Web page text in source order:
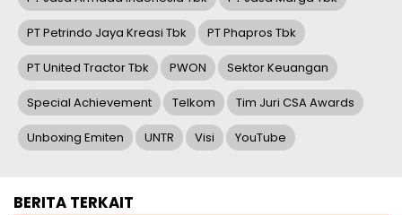
PT Petrindo Jaya Kreasi Tbk PT Phapros Tbk
PT United Tractor Tbk PWON Sektor Keuangan
Special Achievement Telkom Tim Juri CSA Awards
Unboxing Emiten UNTR Visi YouTube
BERITA TERKAIT